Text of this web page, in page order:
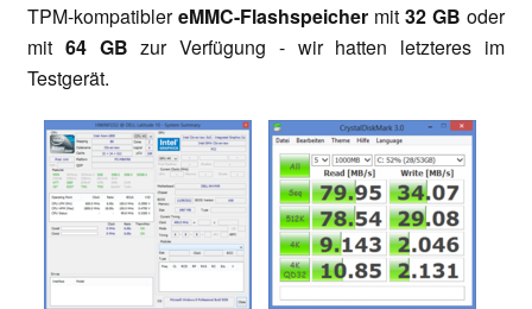
TPM-kompatiblereMMC-Flashspeicher mit 32 GB oder
mit 64 GB zur Verfügung - wir hatten letzteres im
Testgerät.